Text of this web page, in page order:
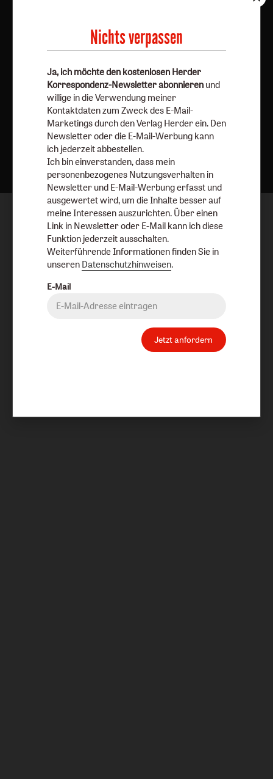
Nach oben
Nichts verpassen
Ja, ich möchte den kostenlosen Herder
Korrespondenz-Newsletter abonnieren und
willige in die Verwendung meiner
Kontaktdaten zum Zweck des E-Mail-
Marketings durch den Verlag Herder ein. Den
Newsletter oder die E-Mail-Werbung kann
ich jederzeit abbestellen.
Ich bin einverstanden, dass mein
personenbezogenes Nutzungsverhalten in
Newsletter und E-Mail-Werbung erfasst und
ausgewertet wird, um die Inhalte besser auf
meine Interessen auszurichten. Über einen
Link in Newsletter oder E-Mail kann ich diese
Funktion jederzeit ausschalten.
Weiterführende Informationen finden Sie in
unseren Datenschutzhinweisen.
E-Mail
Jetzt anfordern